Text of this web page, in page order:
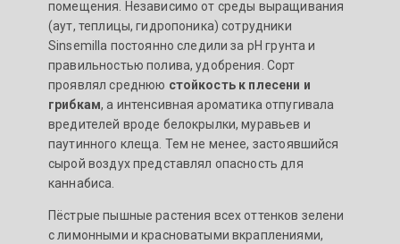
помещения. Независимо от среды выращивания
(аут, теплицы, гидропоника) сотрудники
Sinsemilla постоянно следили за pH грунта и
правильностью полива, удобрения. Сорт
проявлял среднюю стойкость к плесени и
грибкам, а интенсивная ароматика отпугивала
вредителей вроде белокрылки, муравьев и
паутинного клеща. Тем не менее, застоявшийся
сырой воздух представлял опасность для
каннабиса.
Пёстрые пышные растения всех оттенков зелени
с лимонными и красноватыми вкраплениями,